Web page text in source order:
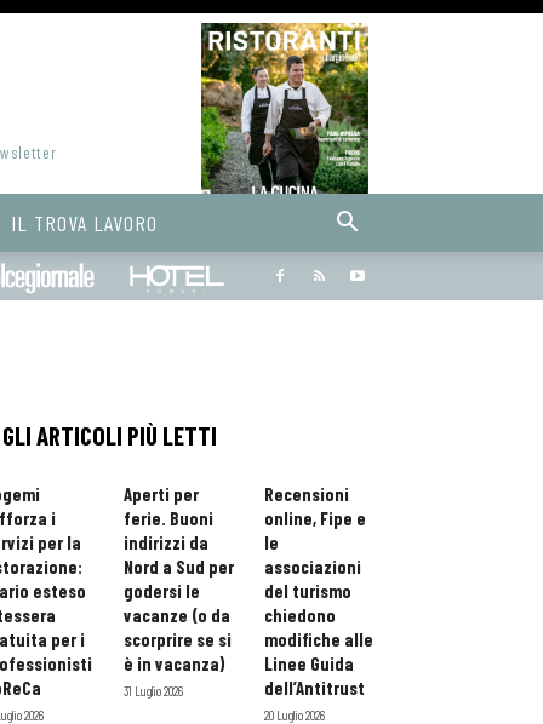
IL TROVA LAVORO
Bargiornale dolcegiornale
GLI ARTICOLI PIÙ LETTI
i
per la
esteso
per i
2026
Aperti per
ferie. Buoni
indirizzi da
Nord a Sud per
godersi le
vacanze (o da
scorprire se si
è in vacanza)
31 Luglio 2026
Recensioni
online, Fipe e
le
associazioni
del turismo
chiedono
modifiche alle
Linee Guida
dell’Antitrust
20 Luglio 2026